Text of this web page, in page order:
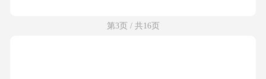
第3页 / 共16页